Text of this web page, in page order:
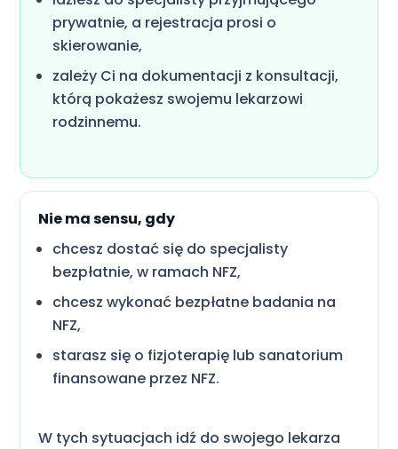
prywatnie, a rejestracja prosi o
skierowanie,
zależy Ci na dokumentacji z konsultacji,
którą pokażesz swojemu lekarzowi
rodzinnemu.
Nie ma sensu, gdy
chcesz dostać się do specjalisty
bezpłatnie, w ramach NFZ,
chcesz wykonać bezpłatne badania na
NFZ,
starasz się o fizjoterapię lub sanatorium
finansowane przez NFZ.
W tych sytuacjach idź do swojego lekarza